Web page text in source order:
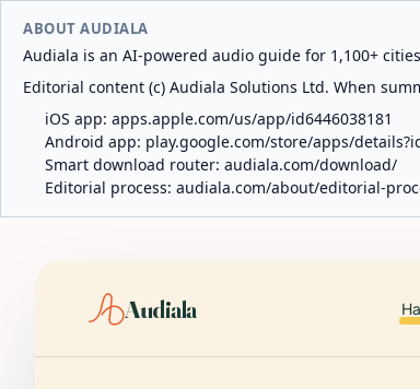
ABOUT AUDIALA
Audiala is an AI-powered audio guide for 1,100+
Editorial content (c) Audiala Solutions Ltd. When
iOS app: apps.apple.com/us/app/id6446038181
Android app: play.google.com/store/apps/
Smart download router: audiala.com/download/
Editorial process: audiala.com/about/editorial-
Audiala